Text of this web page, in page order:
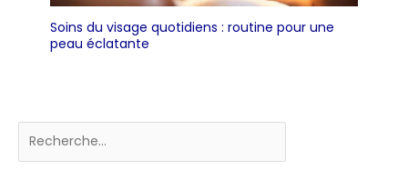
Soins du visage quotidiens : routine pour une
peau éclatante
Rechercher